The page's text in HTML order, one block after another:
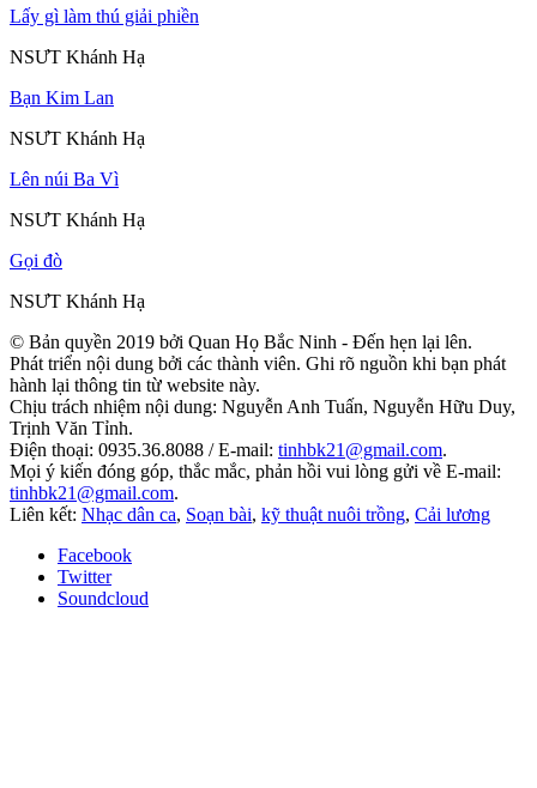
Lấy gì làm thú giải phiền
NSƯT Khánh Hạ
Bạn Kim Lan
NSƯT Khánh Hạ
Lên núi Ba Vì
NSƯT Khánh Hạ
Gọi đò
NSƯT Khánh Hạ
© Bản quyền 2019 bởi Quan Họ Bắc Ninh - Đến hẹn lại lên.
Phát triển nội dung bởi các thành viên. Ghi rõ nguồn khi bạn phát
hành lại thông tin từ website này.
Chịu trách nhiệm nội dung: Nguyễn Anh Tuấn, Nguyễn Hữu Duy,
Trịnh Văn Tỉnh.
Điện thoại: 0935.36.8088 / E-mail: tinhbk21@gmail.com.
Mọi ý kiến đóng góp, thắc mắc, phản hồi vui lòng gửi về E-mail:
tinhbk21@gmail.com.
Liên kết: Nhạc dân ca, Soạn bài, kỹ thuật nuôi trồng, Cải lương
Facebook
Twitter
Soundcloud